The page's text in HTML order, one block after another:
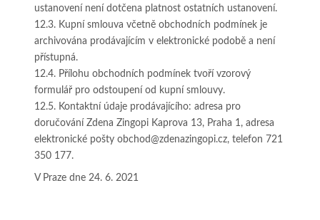
ustanovení není dotčena platnost ostatních ustanovení.
12.3. Kupní smlouva včetně obchodních podmínek je
archivována prodávajícím v elektronické podobě a není
přístupná.
12.4. Přílohu obchodních podmínek tvoří vzorový
formulář pro odstoupení od kupní smlouvy.
12.5. Kontaktní údaje prodávajícího: adresa pro
doručování Zdena Zingopi Kaprova 13, Praha 1, adresa
elektronické pošty obchod@zdenazingopi.cz, telefon 721
350 177.
V Praze dne 24. 6. 2021